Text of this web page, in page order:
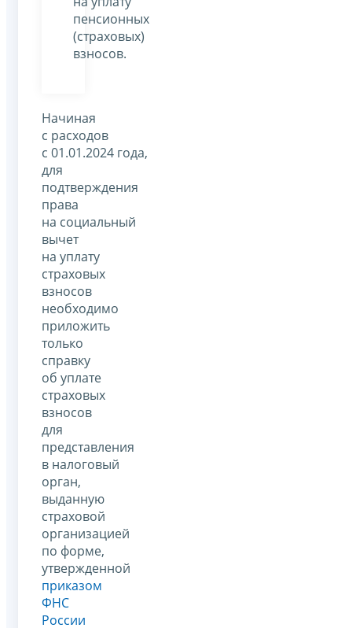
пенсионных
(страховых)
взносов.
Начиная
с расходов
с 01.01.2024 года,
для
подтверждения
права
на социальный
вычет
на уплату
страховых
взносов
необходимо
приложить
только
справку
об уплате
страховых
взносов
для
представления
в налоговый
орган,
выданную
страховой
организацией
по форме,
утвержденной
приказом
ФНС
России